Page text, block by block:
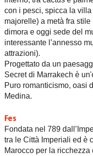
con i pesci, spicca la
majorelle) a metà fra
dimora e oggi sede del
interessante l’annesso
attrazioni).
Progettato da un
Secret di Marrakech è
Puro romanticismo, oasi
Medina.
Fes
Fondata nel 789
tra le Città Imperiali ed è
Marocco per la